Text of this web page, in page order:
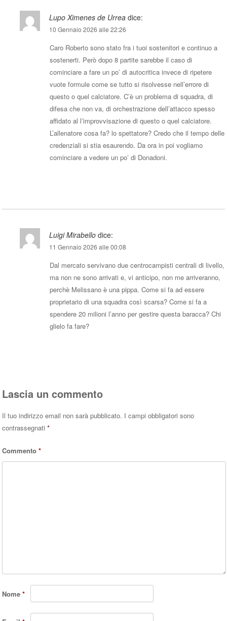
Lupo Ximenes de Urrea dice:
10 Gennaio 2026 alle 22:26
Caro Roberto sono stato fra i tuoi sostenitori e continuo a
sostenerti. Però dopo 8 partite sarebbe il caso di
cominciare a fare un po’ di autocritica invece di ripetere
vuote formule come se tutto si risolvesse nell’errore di
questo o quel calciatore. C’è un problema di squadra, di
difesa che non va, di orchestrazione dell’attacco spesso
affidato al l’improvvisazione di questo o quel calciatore.
L’allenatore cosa fa? lo spettatore? Credo che il tempo delle
credenziali si stia esaurendo. Da ora in poi vogliamo
cominciare a vedere un po’ di Donadoni.
Luigi Mirabello dice:
11 Gennaio 2026 alle 00:08
Dal mercato servivano due centrocampisti centrali di livello,
ma non ne sono arrivati e, vi anticipo, non me arriveranno,
perchè Melissano è una pippa. Come si fa ad essere
proprietario di una squadra così scarsa? Come si fa a
spendere 20 milioni l’anno per gestire questa baracca? Chi
glielo fa fare?
Lascia un commento
Il tuo indirizzo email non sarà pubblicato. I campi obbligatori sono
contrassegnati*
Commento*
Nome*